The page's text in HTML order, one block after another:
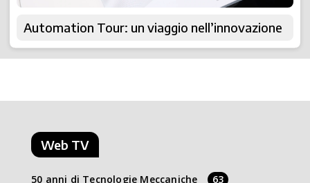
Automation Tour: un viaggio nell’innovazione
Web TV
50 anni di Tecnologie Meccaniche 63